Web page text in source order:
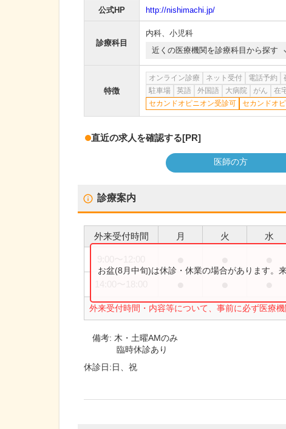
公式HP http://nishimachi.jp/
診療科目
内科、 小児科
近くの医療機関を診療科目から探す
特徴
オンライン診療 ネット受付 電話予約
駐車場
英語 外国語 大病院 がん 在
セカンドオピニオン受診可
セカンドオ
直近の求人を確認する[PR]
医師の方
診療案内
外来受付時間 月 火 水
外来受付時間・内容等について、事前に必ず医療機
お盆(8月中旬)は休診・休業の場合があります。
備考: 木・土曜AMのみ
臨時休診あり
休診日:日、祝